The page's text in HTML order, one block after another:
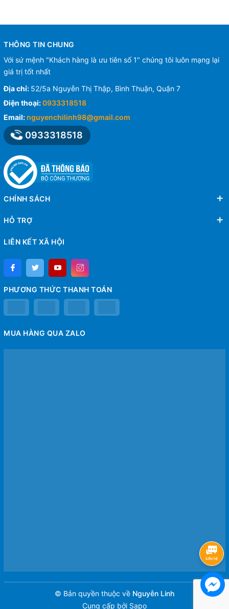
THÔNG TIN CHUNG
Với sứ mệnh "Khách hàng là ưu tiên số 1" chúng tôi luôn mạng lại
giá trị tốt nhất
Địa chỉ: 52/5a Nguyễn Thị Thập, Bình Thuận, Quận 7
Điện thoại:0933318518
Email: nguyenchilinh98@gmail.com
0933318518
CHÍNH SÁCH
HỖ TRỢ
LIÊN KẾT XÃ HỘI
PHƯƠNG THỨC THANH TOÁN
MUA HÀNG QUA ZALO
© Bản quyền thuộc về Nguyễn Linh
Cung cấp bởi Sapo